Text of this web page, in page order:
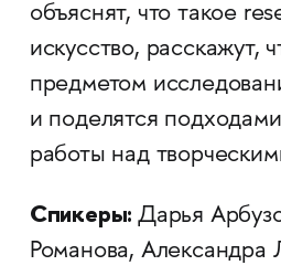
объяснят, что такое
искусство, расскажут,
предметом
и поделятся
работы над
Спикеры:Дарья
Романова, Александра